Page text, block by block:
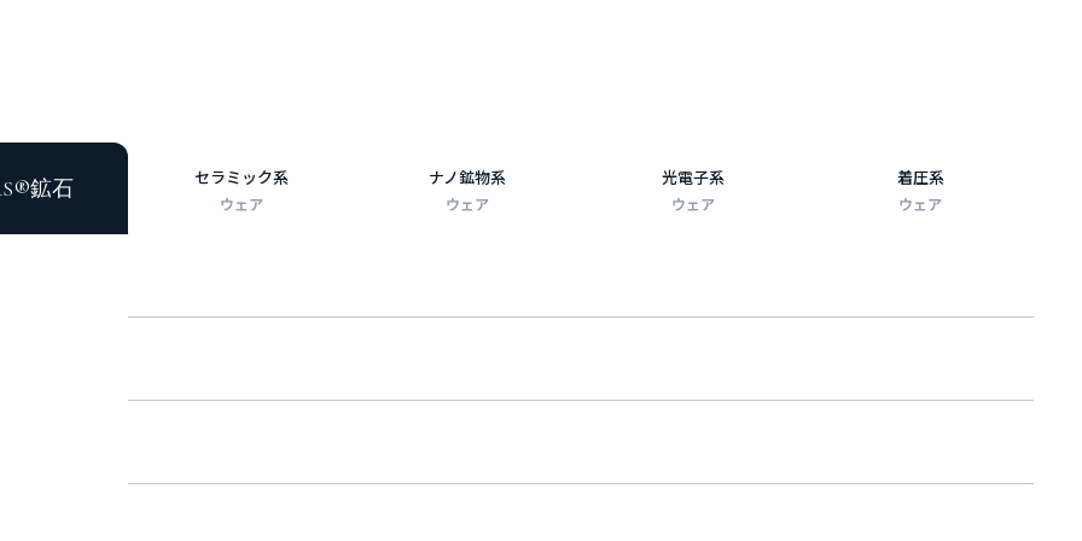
鉱石 セラミック系
ウェア
ナノ鉱物系
ウェア
光電子系
ウェア
着圧系
ウェア